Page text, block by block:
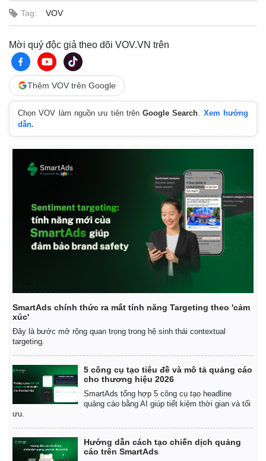
Kinh tế
Bất động sản
Khởi nghiệp
Thị trường
Tiêu dùng
Tỷ giá
Tag: VOV
Mời quý độc giả theo dõi VOV.VN trên
Thêm VOV trên Google
Chọn VOV làm nguồn ưu tiên trênGoogle Search
Xem hướng
dẫn.
SmartAds chính thức ra mắt tính năng Targeting theo 'cảm
xúc'
Đây là bước mở rộng quan trọng trong hệ sinh thái contextual
targeting.
5 công cụ tạo tiêu đề và mô tả quảng cáo
cho thương hiệu 2026
SmartAds tổng hợp 5 công cụ tạo headline
quảng cáo bằng AI giúp tiết kiệm thời gian và tối
ưu.
Hướng dẫn cách tạo chiến dịch quảng
cáo trên SmartAds